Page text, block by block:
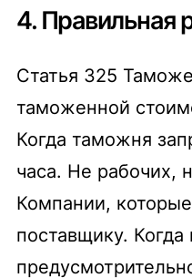
4. Правильная
Статья 325
таможенной
Когда таможня
часа. Не рабочих,
Компании,
поставщику.